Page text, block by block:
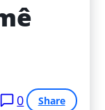
0 Share